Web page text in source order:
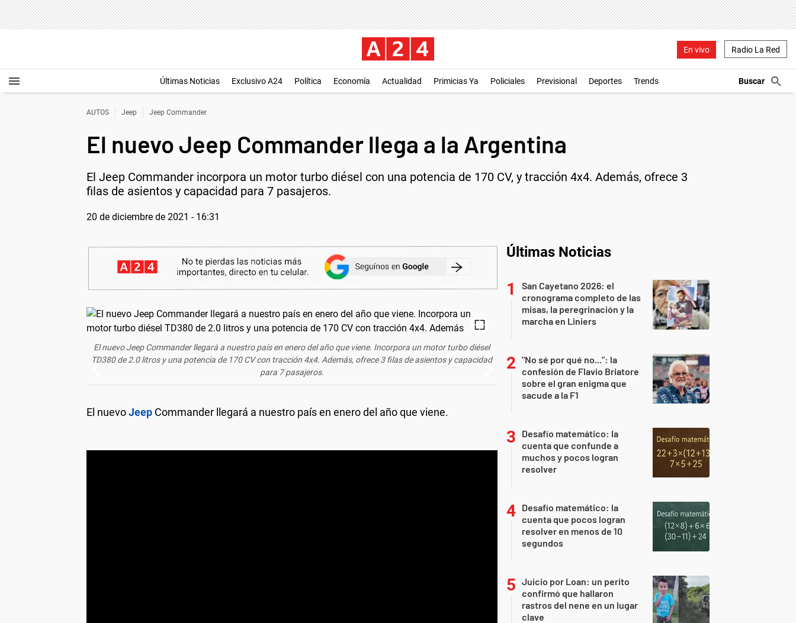
En vivo Radio La Red
Últimas Noticias Exclusivo A24 Política Economía Actualidad Primicias Ya Policiales Previsional Deportes Trends
AUTOS Jeep Jeep Commander
El nuevo Jeep Commander llega a la Argentina
El Jeep Commander incorpora un motor turbo diésel con una potencia de 170 CV, y tracción 4x4. Además, ofrece 3
filas de asientos y capacidad para 7 pasajeros.
20 de diciembre de 2021 - 16:31
El nuevoJeepCommander llegará a nuestro país en enero del año que viene. Incorpora un motor turbo diésel
TD380 de 2.0 litros y una potencia de 170 CV con tracción 4x4. Además, ofrece 3 filas de asientos y capacidad
para 7 pasajeros.
El nuevoJeep Commander llegará a nuestro país en enero del año que viene.
Últimas Noticias
San Cayetano 2026: el
cronograma completo de las
misas, la peregrinación y la
marcha en Liniers
"No sé por qué no...": la
confesión de Flavio Briatore
sobre el gran enigma que
sacude a la F1
Desafío matemático: la
cuenta que confunde a
muchos y pocos logran
resolver
Desafío matemático: la
cuenta que pocos logran
resolver en menos de 10
segundos
Juicio por Loan: un perito
confirmó que hallaron
rastros del nene en un lugar
clave